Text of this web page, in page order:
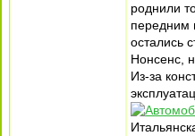
роднили
передним
остались
Нонсенс,
Из-за